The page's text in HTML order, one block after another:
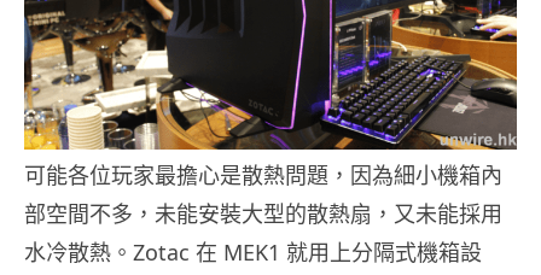
可能各位玩家最擔心是散熱問題，因為細小機箱內
部空間不多，未能安裝大型的散熱扇，又未能採用
水冷散熱。Zotac 在 MEK1 就用上分隔式機箱設